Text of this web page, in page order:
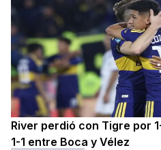
River perdió con Tigre por
1-1 entre Boca y Vélez